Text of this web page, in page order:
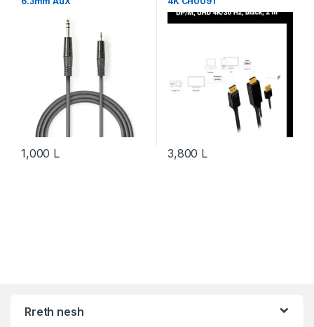
1,000 L 3,800 L
Rreth nesh